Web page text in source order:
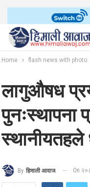
Home flash news with photo
लागुऔषध
पुनःस्थापना
स्थानीयतहले
By हिमाली आवाज On